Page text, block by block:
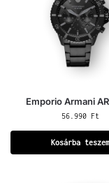
Emporio Armani
56.990 Ft
Kosárba teszem